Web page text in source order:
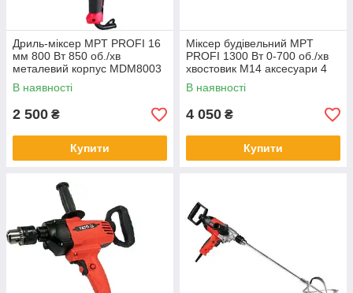
Дриль-міксер MPT PROFI 16
мм 800 Вт 850 об./хв
металевий корпус MDM8003
В наявності
2 500 ₴
Купити
Міксер будівельний MPT
PROFI 1300 Вт 0-700 об./хв
хвостовик М14 аксесуари 4
шт MMX1303
В наявності
4 050 ₴
Купити